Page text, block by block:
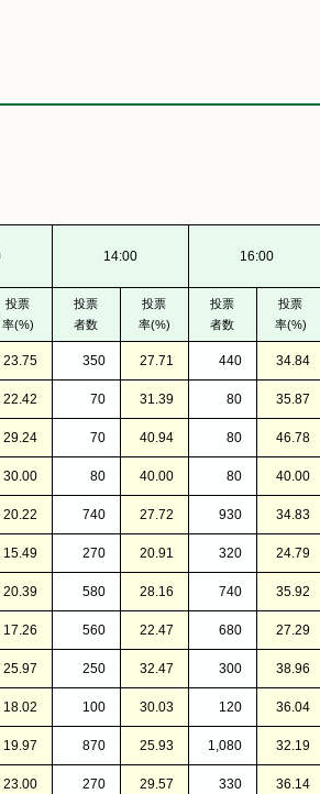
14:00 16:00
投票
率(%)
投票
者数
投票
率(%)
投票
者数
投票
率(%)
23.75 350 27.71 440 34.84
22.42 70 31.39 80 35.87
29.24 70 40.94 80 46.78
30.00 80 40.00 80 40.00
20.22 740 27.72 930 34.83
15.49 270 20.91 320 24.79
20.39 580 28.16 740 35.92
17.26 560 22.47 680 27.29
25.97 250 32.47 300 38.96
18.02 100 30.03 120 36.04
19.97 870 25.93 1,080 32.19
23.00 270 29.57 330 36.14